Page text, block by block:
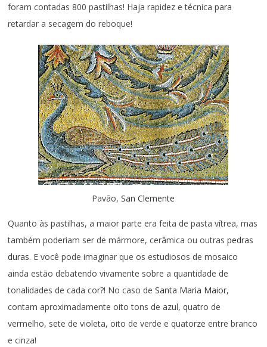
foram contadas 800 pastilhas! Haja rapidez e técnica para
retardar a secagem do reboque!
Pavão,San Clemente
Quanto às pastilhas, a maior parte era feita de pasta vítrea, mas
também poderiam ser de mármore, cerâmica ou outraspedras
duras. E você pode imaginar que os estudiosos de mosaico
ainda estão debatendo vivamente sobre a quantidade de
tonalidades de cada cor?! No caso deSanta Maria Maior,
contam aproximadamente oito tons de azul, quatro de
vermelho, sete de violeta, oito de verde e quatorze entre branco
e cinza!